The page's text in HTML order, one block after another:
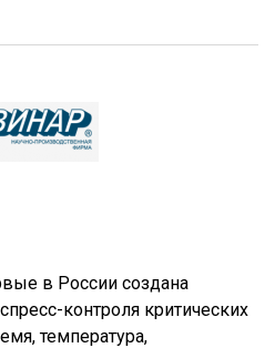
в России создана
контроля критических
температура,